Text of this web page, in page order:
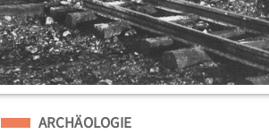
Eingeordnet unter
ARCHÄOLOGIE